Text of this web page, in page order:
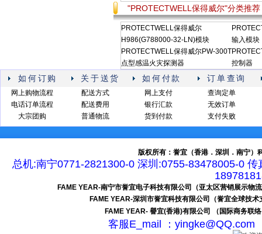
"PROTECTWELL保得威尔"分类推荐
PROTECTWELL保得威尔
H986(G788000-32-LN)模块
输入模块
PROTECTWELL保得威尔PW-300T
点型感温火灾探测器
控制器
如何订购 关于送货 如何付款 订单查询
网上购物流程
电话订单流程
大宗团购
配送方式
配送费用
普通物流
网上支付
银行汇款
货到付款
查询定单
无效订单
支付失败
版权所有：誉宜（香港．深圳．南宁
总机:南宁0771-2821300-0 深圳:0755-83478005-0
FAME YEAR-南宁市誉宜电子科技有限公司（亚太区营销展示物
FAME YEAR-深圳市誉宜科技有限公司（誉宜全球技术
FAME YEAR- 譽宜(香港)有限公司 （国际商务联
客服E_mail ：